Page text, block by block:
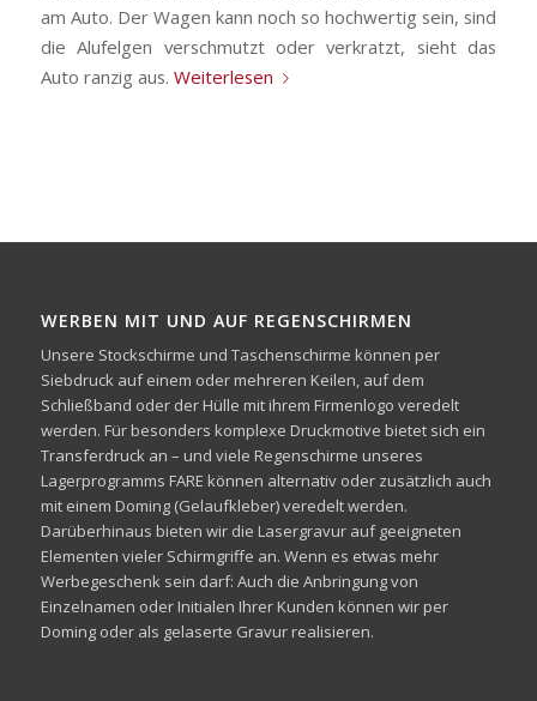
am Auto. Der Wagen kann noch so hochwertig sein, sind
die Alufelgen verschmutzt oder verkratzt, sieht das
Auto ranzig aus. Weiterlesen
WERBEN MIT UND AUF REGENSCHIRMEN
Unsere Stockschirme und Taschenschirme können per
Siebdruck auf einem oder mehreren Keilen, auf dem
Schließband oder der Hülle mit ihrem Firmenlogo veredelt
werden. Für besonders komplexe Druckmotive bietet sich ein
Transferdruck an – und viele Regenschirme unseres
Lagerprogramms FARE können alternativ oder zusätzlich auch
mit einem Doming (Gelaufkleber) veredelt werden.
Darüberhinaus bieten wir die Lasergravur auf geeigneten
Elementen vieler Schirmgriffe an. Wenn es etwas mehr
Werbegeschenk sein darf: Auch die Anbringung von
Einzelnamen oder Initialen Ihrer Kunden können wir per
Doming oder als gelaserte Gravur realisieren.